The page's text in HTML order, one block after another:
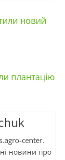
новий
плантацію
center.
новини про